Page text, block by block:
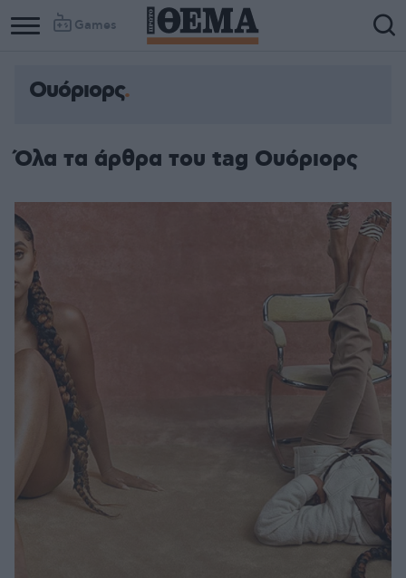
Games
Ουόριορς
Όλα τα άρθρα του tag Ουόριορς